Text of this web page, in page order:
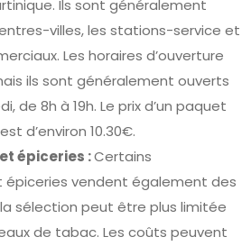
Ils sont généralement
villes, les stations-service et
Les horaires d’ouverture
ils sont généralement ouverts
de 8h à 19h. Le prix d’un paquet
d’environ 10.30€.
épiceries :Certains
épiceries vendent également des
sélection peut être plus limitée
de tabac. Les coûts peuvent